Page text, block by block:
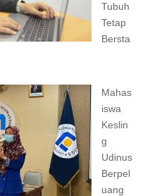
Tubuh
Tetap
Bersta
Mahas
iswa
Keslin
g
Udinus
Berpel
uang